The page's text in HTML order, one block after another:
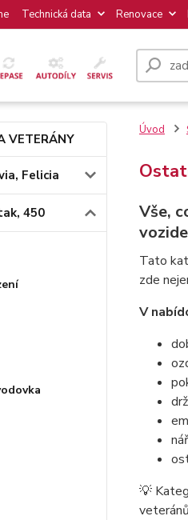
Technická data Renovace
VETERÁNY
Felicia
450
Úvod
Vše,
Tato
zde
V
💡